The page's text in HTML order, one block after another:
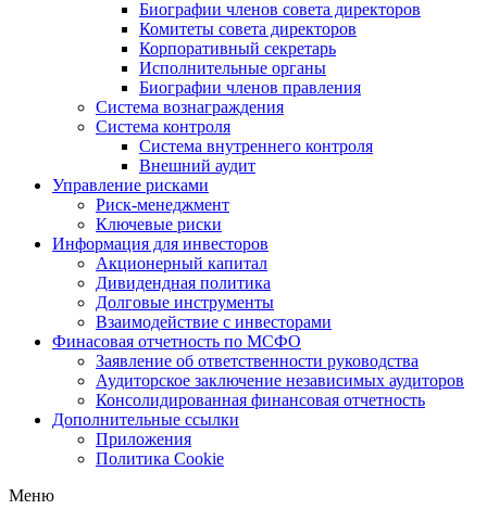
Биографии членов совета директоров
Комитеты совета директоров
Корпоративный секретарь
Исполнительные органы
Биографии членов правления
Система вознаграждения
Система контроля
Система внутреннего контроля
Внешний аудит
Управление рисками
Риск-менеджмент
Ключевые риски
Информация для инвесторов
Акционерный капитал
Дивидендная политика
Долговые инструменты
Взаимодействие с инвеcторами
Финасовая отчетность по МСФО
Заявление об ответственности руководства
Аудиторское заключение независимых аудиторов
Консолидированная финансовая отчетность
Дополнительные ссылки
Приложения
Политика Cookie
Меню